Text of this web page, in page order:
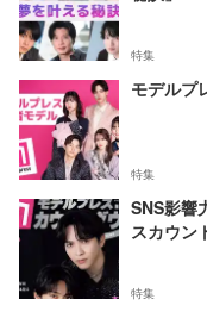
特集
モデルプ
特集
SNS影響
スカウン
特集